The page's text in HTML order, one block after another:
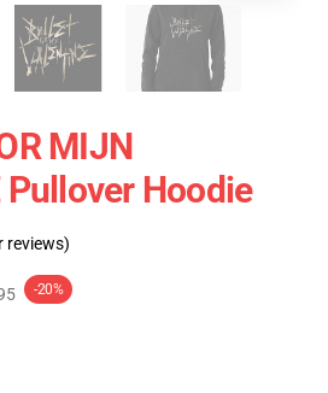
MIJN
Pullover Hoodie
reviews)
-20%